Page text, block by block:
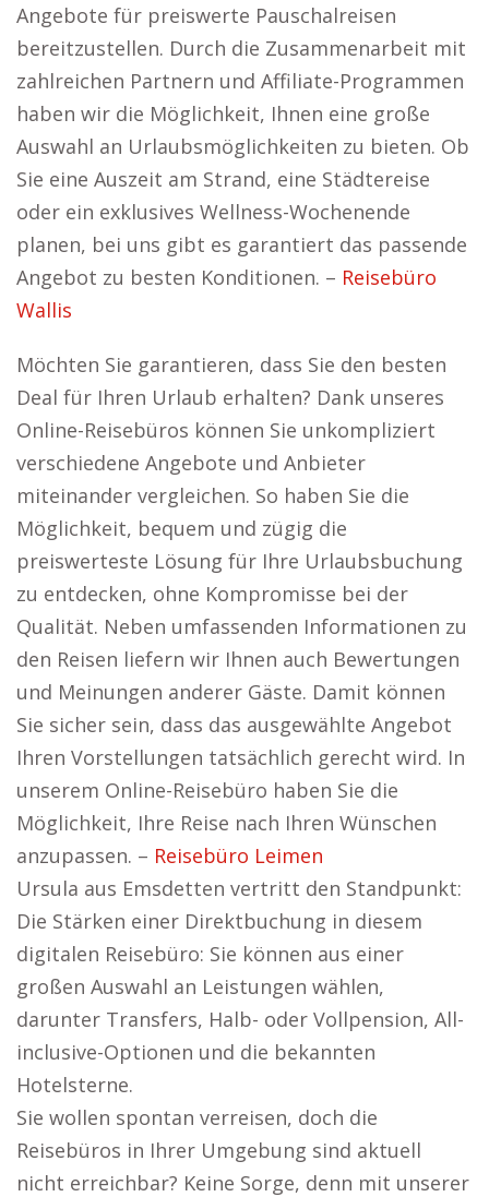
Angebote für preiswerte Pauschalreisen
bereitzustellen. Durch die Zusammenarbeit mit
zahlreichen Partnern und Affiliate-Programmen
haben wir die Möglichkeit, Ihnen eine große
Auswahl an Urlaubsmöglichkeiten zu bieten. Ob
Sie eine Auszeit am Strand, eine Städtereise
oder ein exklusives Wellness-Wochenende
planen, bei uns gibt es garantiert das passende
Angebot zu besten Konditionen. – Reisebüro
Wallis
Möchten Sie garantieren, dass Sie den besten
Deal für Ihren Urlaub erhalten? Dank unseres
Online-Reisebüros können Sie unkompliziert
verschiedene Angebote und Anbieter
miteinander vergleichen. So haben Sie die
Möglichkeit, bequem und zügig die
preiswerteste Lösung für Ihre Urlaubsbuchung
zu entdecken, ohne Kompromisse bei der
Qualität. Neben umfassenden Informationen zu
den Reisen liefern wir Ihnen auch Bewertungen
und Meinungen anderer Gäste. Damit können
Sie sicher sein, dass das ausgewählte Angebot
Ihren Vorstellungen tatsächlich gerecht wird. In
unserem Online-Reisebüro haben Sie die
Möglichkeit, Ihre Reise nach Ihren Wünschen
anzupassen. – Reisebüro Leimen
Ursula aus Emsdetten vertritt den Standpunkt:
Die Stärken einer Direktbuchung in diesem
digitalen Reisebüro: Sie können aus einer
großen Auswahl an Leistungen wählen,
darunter Transfers, Halb- oder Vollpension, All-
inclusive-Optionen und die bekannten
Hotelsterne.
Sie wollen spontan verreisen, doch die
Reisebüros in Ihrer Umgebung sind aktuell
nicht erreichbar? Keine Sorge, denn mit unserer